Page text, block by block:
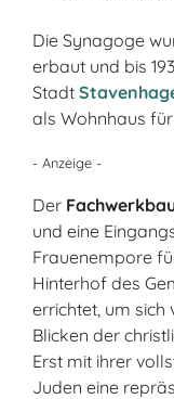
Die Synagoge
erbaut und bis
Stadt
als Wohnhaus
- Anzeige -
Der
und eine
Frauenempore
Hinterhof des
errichtet, um
Blicken der
Erst mit ihrer
Juden eine